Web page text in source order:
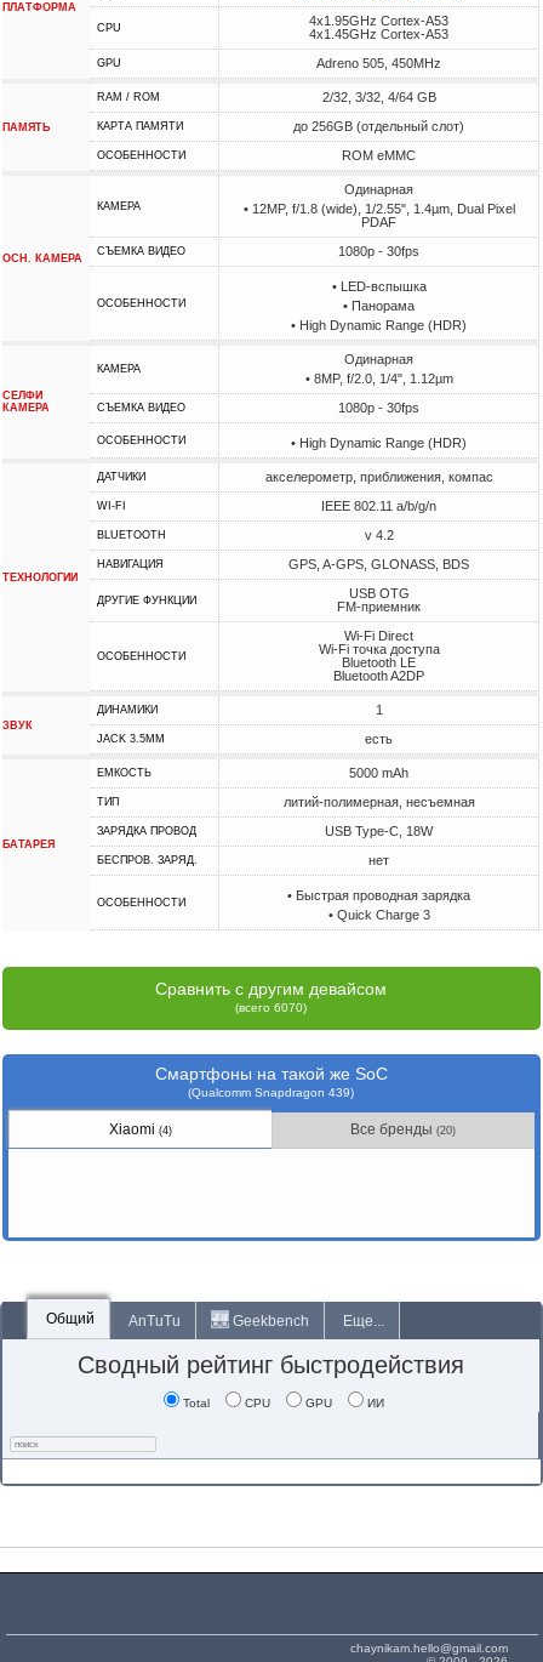
ПЛАТФОРМА
CPU
4x1.95GHz Cortex-A53
4x1.45GHz Cortex-A53
GPU Adreno 505, 450MHz
ПАМЯТЬ
RAM / ROM 2/32, 3/32, 4/64 GB
КАРТА ПАМЯТИ до 256GB (отдельный слот)
ОСОБЕННОСТИ ROM eMMC
ОСН. КАМЕРА
КАМЕРА
Одинарная
• 12MP, f/1.8 (wide), 1/2.55", 1.4µm, Dual Pixel
PDAF
СЪЕМКА ВИДЕО 1080p - 30fps
ОСОБЕННОСТИ
• LED-вспышка
• Панорама
• High Dynamic Range (HDR)
СЕЛФИ
КАМЕРА
КАМЕРА
Одинарная
• 8MP, f/2.0, 1/4", 1.12µm
СЪЕМКА ВИДЕО 1080p - 30fps
ОСОБЕННОСТИ • High Dynamic Range (HDR)
ТЕХНОЛОГИИ
ДАТЧИКИ акселерометр, приближения, компас
WI-FI IEEE 802.11 a/b/g/n
BLUETOOTH v 4.2
НАВИГАЦИЯ GPS, A-GPS, GLONASS, BDS
ДРУГИЕ ФУНКЦИИ
USB OTG
FM-приемник
ОСОБЕННОСТИ
Wi-Fi Direct
Wi-Fi точка доступа
Bluetooth LE
Bluetooth A2DP
ЗВУК
ДИНАМИКИ 1
JACK 3.5MM есть
БАТАРЕЯ
ЕМКОСТЬ 5000 mAh
ТИП литий-полимерная, несъемная
ЗАРЯДКА ПРОВОД USB Type-C, 18W
БЕСПРОВ. ЗАРЯД. нет
ОСОБЕННОСТИ
• Быстрая проводная зарядка
• Quick Charge 3
Сравнить с другим девайсом
(всего 6070)
Смартфоны на такой же SoC
(Qualcomm Snapdragon 439)
Xiaomi (4) Все бренды(20)
Общий AnTuTu Geekbench Еще...
Сводный рейтинг быстродействия
Total CPU GPU ИИ
chaynikam.hello@gmail.com